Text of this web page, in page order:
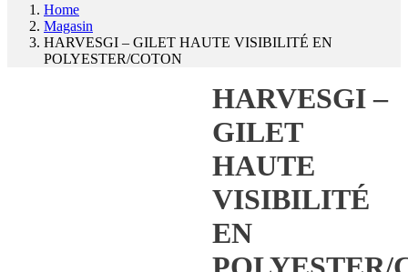
Home
Magasin
HARVESGI – GILET HAUTE VISIBILITÉ EN
POLYESTER/COTON
HARVESGI –
GILET
HAUTE
VISIBILITÉ
EN